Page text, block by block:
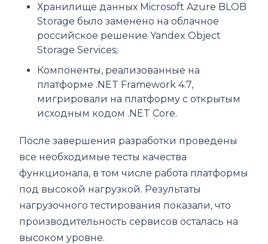
Хранилище данных Microsoft Azure BLOB
Storage было заменено на облачное
российское решение Yandex Object
Storage Services;
Компоненты, реализованные на
платформе .NET Framework 4.7,
мигрировали на платформу с открытым
исходным кодом .NET Core.
После завершения разработки проведены
все необходимые тесты качества
функционала, в том числе работа платформы
под высокой нагрузкой. Результаты
нагрузочного тестирования показали, что
производительность сервисов осталась на
высоком уровне.